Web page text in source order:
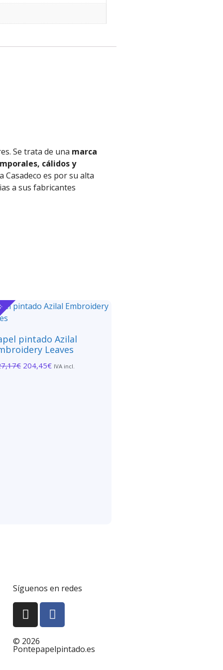
Se trata de una marca
cálidos y
Casadeco es por su alta
a sus fabricantes
pintado Azilal
Leaves
€ 204,45€ IVA incl.
Síguenos en redes
© 2026
Pontepapelpintado.es